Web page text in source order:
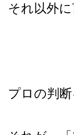
それ以外に
プロの判